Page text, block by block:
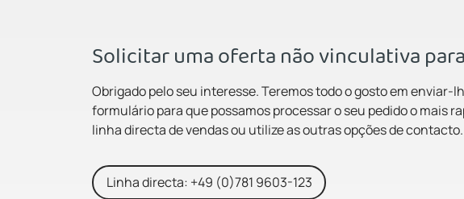
Solicitar uma oferta não vinculativa
Obrigado pelo seu interesse. Teremos todo o gosto em
formulário para que possamos processar o seu pedido o mais
linha directa de vendas ou utilize as outras opções de contacto.
Linha directa: +49 (0)781 9603-123